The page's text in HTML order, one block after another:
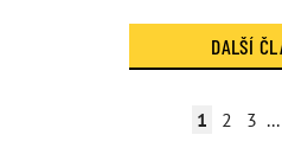
DALŠÍ
1 2 3 ...